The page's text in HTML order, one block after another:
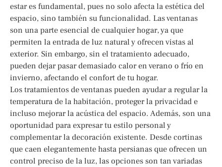
estar es fundamental, pues no solo afecta la estética del
espacio, sino también su funcionalidad. Las ventanas
son una parte esencial de cualquier hogar, ya que
permiten la entrada de luz natural y ofrecen vistas al
exterior. Sin embargo, sin el tratamiento adecuado,
pueden dejar pasar demasiado calor en verano o frío en
invierno, afectando el confort de tu hogar.
Los tratamientos de ventanas pueden ayudar a regular la
temperatura de la habitación, proteger la privacidad e
incluso mejorar la acústica del espacio. Además, son una
oportunidad para expresar tu estilo personal y
complementar la decoración existente. Desde cortinas
que caen elegantemente hasta persianas que ofrecen un
control preciso de la luz, las opciones son tan variadas